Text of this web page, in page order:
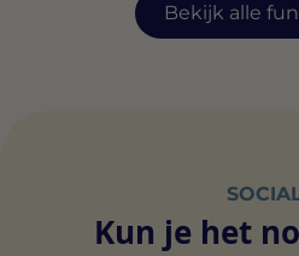
Bekijk alle
Kun je het